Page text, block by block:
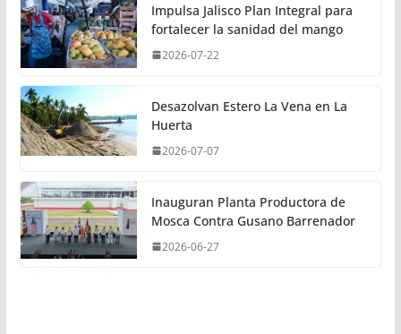
Impulsa Jalisco Plan Integral para
fortalecer la sanidad del mango
2026-07-22
Desazolvan Estero La Vena en La
Huerta
2026-07-07
Inauguran Planta Productora de
Mosca Contra Gusano Barrenador
2026-06-27